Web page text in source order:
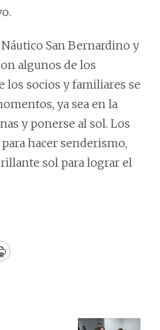
Náutico San Bernardino y
algunos de los
los socios y familiares se
ya sea en la
y ponerse al sol. Los
hacer senderismo,
sol para lograr el